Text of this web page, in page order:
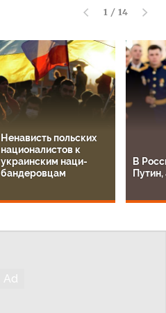
1 / 14
Ненависть польских
националистов к
украинским наци-
бандеровцам
В